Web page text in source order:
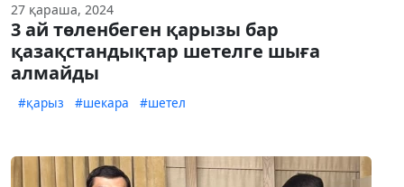
27 қараша, 2024
3 ай төленбеген қарызы бар
қазақстандықтар шетелге шыға
алмайды
#қарыз #шекара #шетел